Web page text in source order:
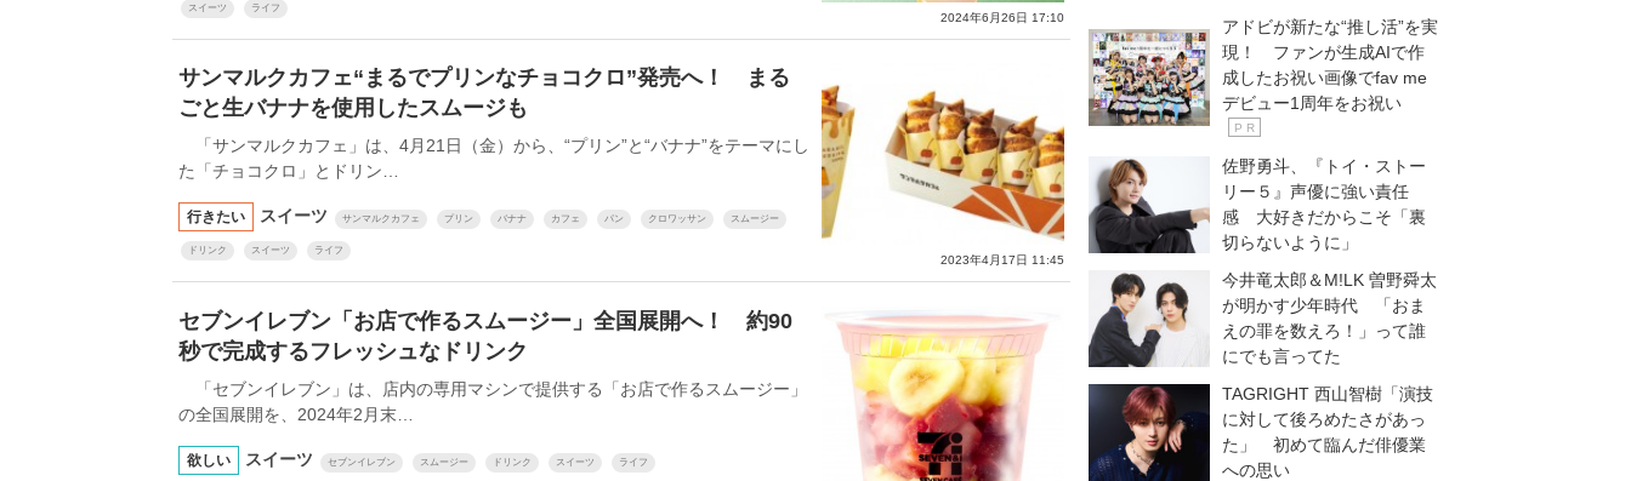
2024年6月26日 17:10
スイーツ ライフ
2023年4月17日 11:45
サンマルクカフェ“まるでプリンなチョコクロ”発売へ！ まる
ごと生バナナを使用したスムージも
「サンマルクカフェ」は、4月21日（金）から、“プリン”と“バナナ”をテーマにし
た「チョコクロ」とドリン…
行きたい スイーツ サンマルクカフェ プリン バナナ カフェ パン クロワッサン スムージー
ドリンク スイーツ ライフ
セブンイレブン「お店で作るスムージー」全国展開へ！ 約90
秒で完成するフレッシュなドリンク
「セブンイレブン」は、店内の専用マシンで提供する「お店で作るスムージー」
の全国展開を、2024年2月末…
欲しい スイーツ セブンイレブン スムージー ドリンク スイーツ ライフ
アドビが新たな“推し活”を実
現！ ファンが生成AIで作
成したお祝い画像でfav me
デビュー1周年をお祝い
P R
佐野勇斗、『トイ・ストー
リー５』声優に強い責任
感 大好きだからこそ「裏
切らないように」
今井竜太郎＆M!LK 曽野舜太
が明かす少年時代 「おま
えの罪を数えろ！」って誰
にでも言ってた
TAGRIGHT 西山智樹「演技
に対して後ろめたさがあっ
た」 初めて臨んだ俳優業
への思い